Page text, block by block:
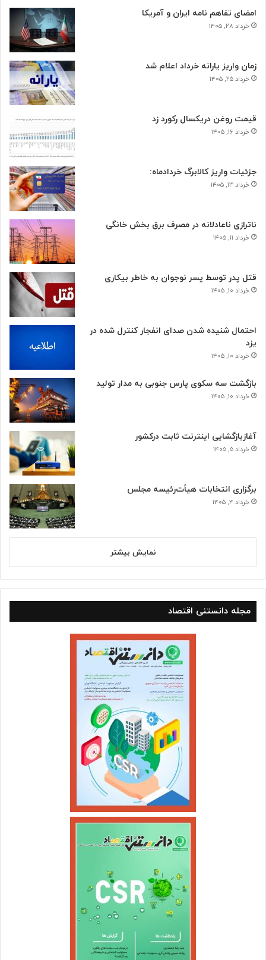
امضای تفاهم نامه ایران و آمریکا
خرداد ۲۸, ۱۴۰۵
زمان واریز یارانه خرداد اعلام شد
خرداد ۲۵, ۱۴۰۵
قیمت روغن دریکسال رکورد زد
خرداد ۱۶, ۱۴۰۵
جزئیات واریز کالابرگ خردادماه:
خرداد ۱۳, ۱۴۰۵
ناترازی ناعادلانه در مصرف برق بخش خانگی
خرداد ۱۱, ۱۴۰۵
قتل پدر توسط پسر نوجوان به خاطر بیکاری
خرداد ۱۰, ۱۴۰۵
احتمال شنیده شدن صدای انفجار کنترل شده در
یزد
خرداد ۱۰, ۱۴۰۵
بازگشت سه سکوی پارس جنوبی به مدار تولید
خرداد ۱۰, ۱۴۰۵
آغازبازگشایی اینترنت ثابت درکشور
خرداد ۵, ۱۴۰۵
برگزاری انتخابات هیأت‌رئیسه مجلس
خرداد ۴, ۱۴۰۵
نمایش بیشتر
مجله دانستنی اقتصاد